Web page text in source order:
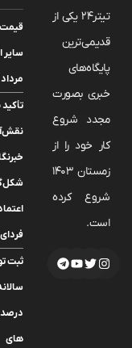
تیتر24 یکی از
قدیمی‌ترین
پایگاه‌های
خبری بصورت
مجدد شروع
کار خود را از
زمستان 1403
شروع کرده
است.
قیمت
مرداد ۱۴۰۵
تأکید
ثبت
های